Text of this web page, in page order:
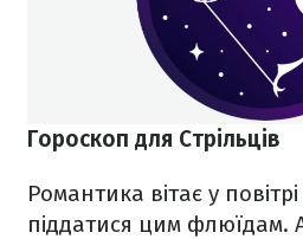
Гороскоп для Стрільців
Романтика вітає у
піддатися цим флюїдам.